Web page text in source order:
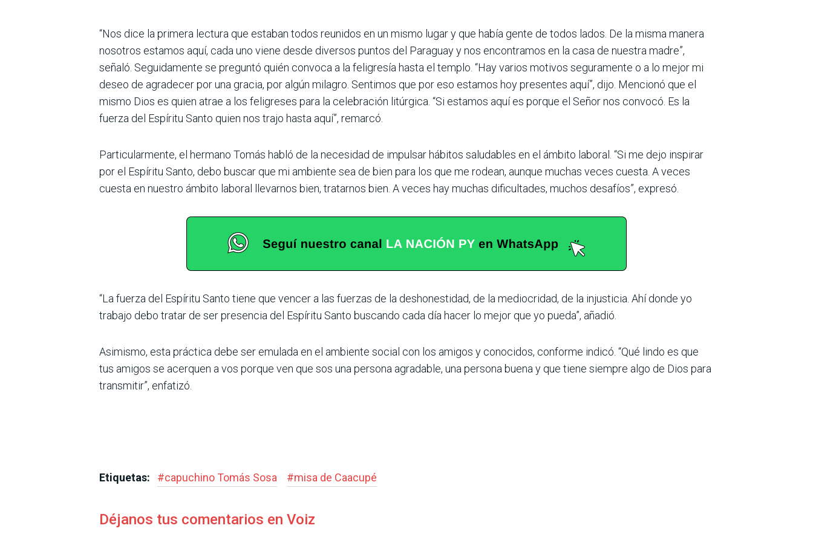
“Nos dice la primera lectura que estaban todos reunidos en un mismo lugar y que había gente de todos lados. De la misma manera
nosotros estamos aquí, cada uno viene desde diversos puntos del Paraguay y nos encontramos en la casa de nuestra madre”,
señaló. Seguidamente se preguntó quién convoca a la feligresía hasta el templo. “Hay varios motivos seguramente o a lo mejor mi
deseo de agradecer por una gracia, por algún milagro. Sentimos que por eso estamos hoy presentes aquí”, dijo. Mencionó que el
mismo Dios es quien atrae a los feligreses para la celebración litúrgica. “Si estamos aquí es porque el Señor nos convocó. Es la
fuerza del Espíritu Santo quien nos trajo hasta aquí”, remarcó.
Particularmente, el hermano Tomás habló de la necesidad de impulsar hábitos saludables en el ámbito laboral. “Si me dejo inspirar
por el Espíritu Santo, debo buscar que mi ambiente sea de bien para los que me rodean, aunque muchas veces cuesta. A veces
cuesta en nuestro ámbito laboral llevarnos bien, tratarnos bien. A veces hay muchas dificultades, muchos desafíos”, expresó.
“La fuerza del Espíritu Santo tiene que vencer a las fuerzas de la deshonestidad, de la mediocridad, de la injusticia. Ahí donde yo
trabajo debo tratar de ser presencia del Espíritu Santo buscando cada día hacer lo mejor que yo pueda”, añadió.
Asimismo, esta práctica debe ser emulada en el ambiente social con los amigos y conocidos, conforme indicó. “Qué lindo es que
tus amigos se acerquen a vos porque ven que sos una persona agradable, una persona buena y que tiene siempre algo de Dios para
transmitir”, enfatizó.
Etiquetas: #capuchino Tomás Sosa #misa de Caacupé
Déjanos tus comentarios en Voiz